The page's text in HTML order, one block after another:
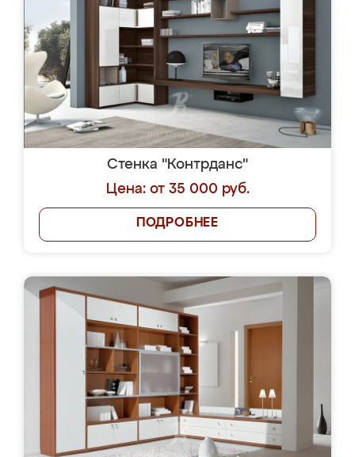
Стенка "Контрданс"
Цена: от 35 000 руб.
ПОДРОБНЕЕ